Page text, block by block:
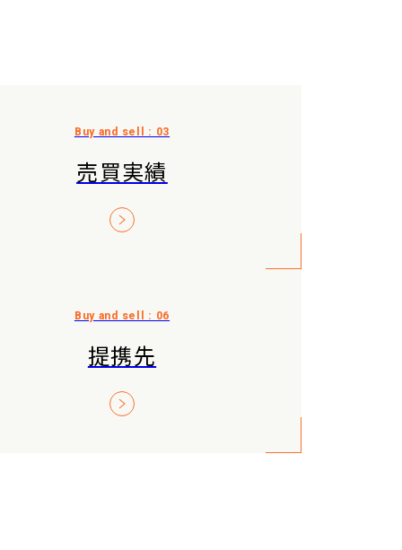
売買実績
提携先